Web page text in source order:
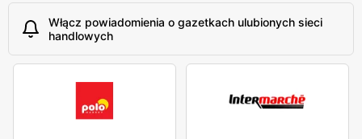
Włącz powiadomienia o gazetkach ulubionych sieci
handlowych